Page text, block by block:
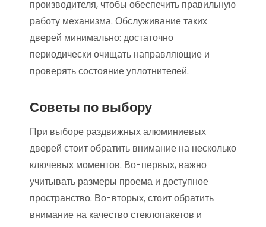
производителя, чтобы обеспечить правильную
работу механизма. Обслуживание таких
дверей минимально: достаточно
периодически очищать направляющие и
проверять состояние уплотнителей.
Советы по выбору
При выборе раздвижных алюминиевых
дверей стоит обратить внимание на несколько
ключевых моментов. Во-первых, важно
учитывать размеры проема и доступное
пространство. Во-вторых, стоит обратить
внимание на качество стеклопакетов и